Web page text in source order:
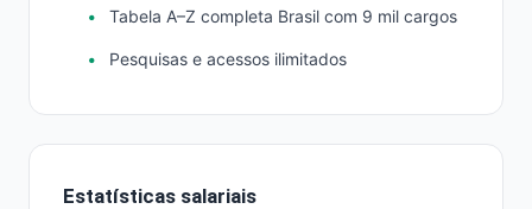
Tabela A–Z completa Brasil com 9 mil cargos
Pesquisas e acessos ilimitados
Estatísticas salariais